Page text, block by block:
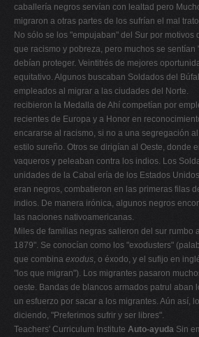
caballería negros servían con lealtad pero
migraron a otras partes de los sufrían el mal
No sólo se los "empujaban" del Sur por motivos
que racismo y pobreza, pero muchos se sentían
debían proteger. Veintitrés de mejores
equitativo. Algunos buscaban Soldados del
empleados al migrar a las ciudades del Norte.
recibieron la Medalla de Ahí competían por
recientes de Europa y a Honor en
encararse al racismo, si no a una segregación
estilo sureño. Otros se dirigían al Oeste, donde
vaqueros y peleaban contra los indios. Los
unidades de la Cabal ería de los Estados
eran negros, combatieron en las primeras filas
indios. De manera irónica, algunos negros
las naciones nativoamericanas.
Miles de familias negras salieron del sur rumbo
1879". Se conocían como los "exodusters"
que combina exodus, o éxodo, y el sufijo en
"los que migran"). Los migrantes pasaron
oeste. Bandas de blancos armados patrul aban
un esfuerzo por sacar a los migrantes. Aún así,
diciendo, "Preferimos sufrir y ser libres".
Teachers' Curriculum Institute Auto-ayuda Sin